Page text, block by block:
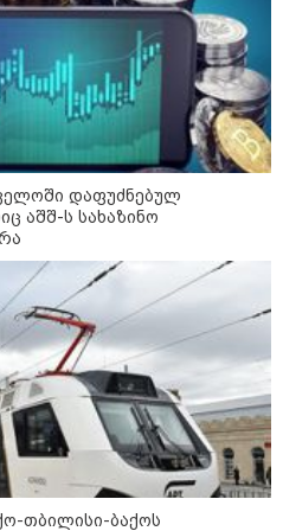
/ 08-08-2026
რაიონებში
წვიმა" -
ეროვნული სააგენტოს
რომელ
უნდა ველოდოთ
სეტყვასა და ქარის
სიახლედაფუძნებულ
აშშ-ს სახაზინო
თბილისი-ბაქოს